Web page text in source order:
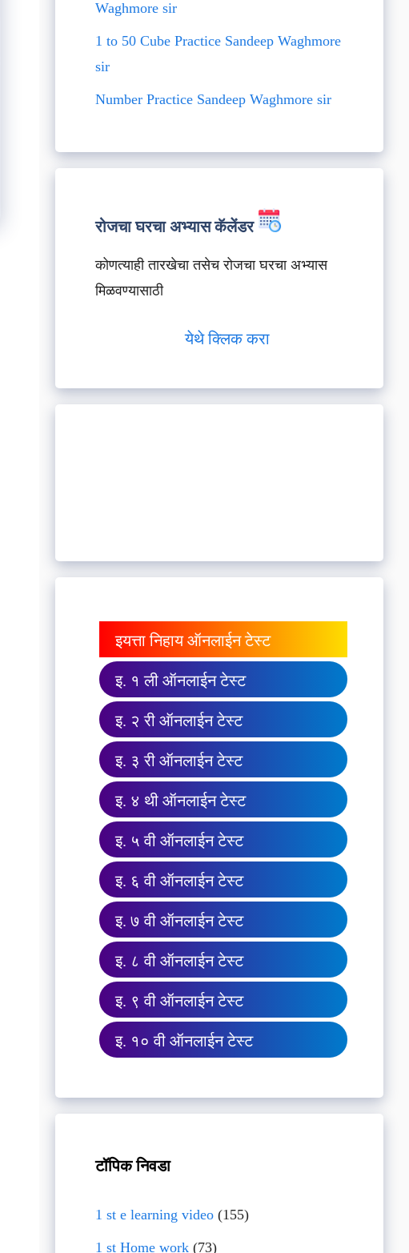
Waghmore sir
1 to 50 Cube Practice Sandeep Waghmore
sir
Number Practice Sandeep Waghmore sir
रोजचा घरचा अभ्यास कॅलेंडर
कोणत्याही तारखेचा तसेच रोजचा घरचा अभ्यास
मिळवण्यासाठी
येथे क्लिक करा
इयत्ता निहाय ऑनलाईन टेस्ट
इ. १ ली ऑनलाईन टेस्ट
इ. २ री ऑनलाईन टेस्ट
इ. ३ री ऑनलाईन टेस्ट
इ. ४ थी ऑनलाईन टेस्ट
इ. ५ वी ऑनलाईन टेस्ट
इ. ६ वी ऑनलाईन टेस्ट
इ. ७ वी ऑनलाईन टेस्ट
इ. ८ वी ऑनलाईन टेस्ट
इ. ९ वी ऑनलाईन टेस्ट
इ. १० वी ऑनलाईन टेस्ट
टॉपिक निवडा
1 st e learning video (155)
1 st Home work (73)